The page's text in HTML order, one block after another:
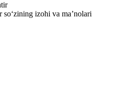
so‘zining izohi va ma’nolari